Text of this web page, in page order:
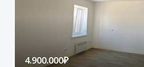
4.900.000₽